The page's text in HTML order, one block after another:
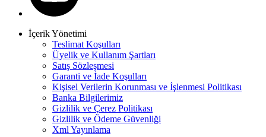
İçerik Yönetimi
Teslimat Koşulları
Üyelik ve Kullanım Şartları
Satış Sözleşmesi
Garanti ve İade Koşulları
Kişisel Verilerin Korunması ve İşlenmesi Politikası
Banka Bilgilerimiz
Gizlilik ve Çerez Politikası
Gizlilik ve Ödeme Güvenliği
Xml Yayınlama